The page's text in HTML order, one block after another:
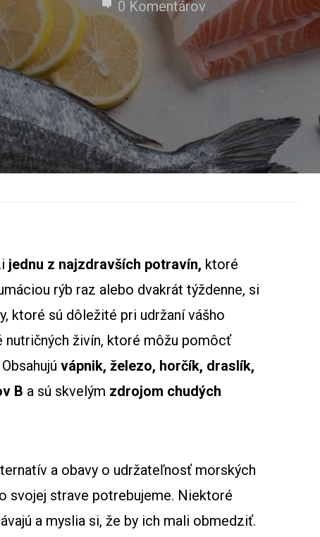
0 Komentárov
jednu z najzdravších potravín, ktoré
rýb raz alebo dvakrát týždenne, si
ktoré sú dôležité pri udržaní vášho
nutričných živín, ktoré môžu pomôcť
Obsahujúvápnik, železo, horčík, draslík,
B a sú skvelým zdrojom chudých
a obavy o udržateľnosť morských
svojej strave potrebujeme. Niektoré
a myslia si, že by ich mali obmedziť.